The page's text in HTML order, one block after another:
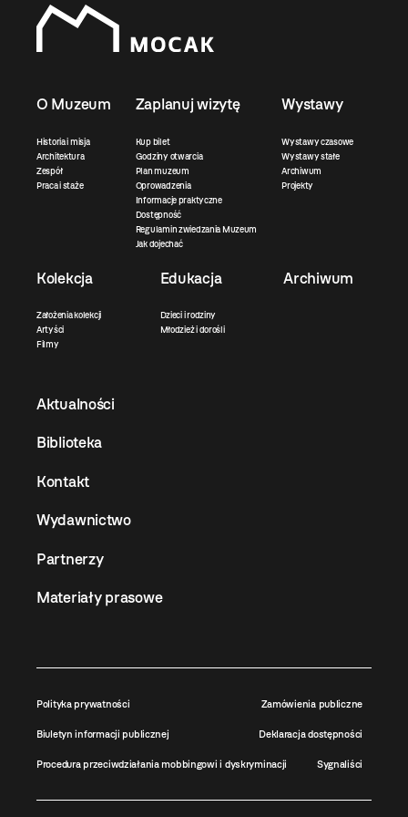
O Muzeum
Historia i misja
Architektura
Zespół
Praca i staże
Zaplanuj wizytę
Kup bilet
Godziny otwarcia
Plan muzeum
Oprowadzenia
Informacje praktyczne
Dostępność
Regulamin zwiedzania Muzeum
Jak dojechać
Wystawy
Wystawy czasowe
Wystawy stałe
Archiwum
Projekty
Kolekcja
Założenia kolekcji
Artyści
Filmy
Edukacja
Dzieci i rodziny
Młodzież i dorośli
Archiwum
Aktualności
Biblioteka
Kontakt
Wydawnictwo
Partnerzy
Materiały prasowe
Polityka prywatności Zamówienia publiczne
Biuletyn informacji publicznej Deklaracja dostępności
Procedura przeciwdziałania mobbingowi i dyskryminacji Sygnaliści